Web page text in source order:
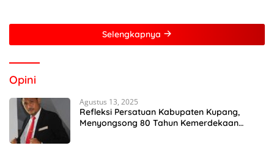
Young Frenuer 2024
Selengkapnya
Opini
Agustus 13, 2025
Refleksi Persatuan Kabupaten Kupang,
Menyongsong 80 Tahun Kemerdekaan